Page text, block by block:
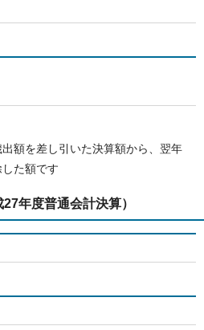
額を差し引いた決算額から、翌年
た額です
年度普通会計決算）